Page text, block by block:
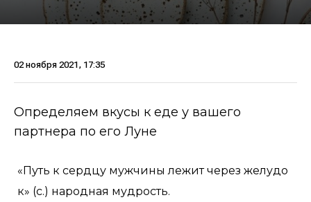
02 ноября 2021, 17:35
Определяем вкусы к еде у вашего
партнера по его Луне
«Путь к сердцу мужчины лежит через желудо
к» (с.) народная мудрость.